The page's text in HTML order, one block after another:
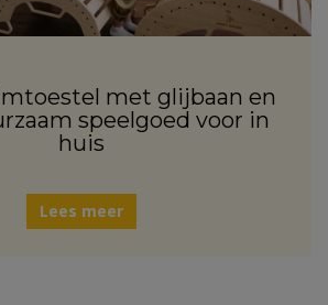
met glijbaan en
speelgoed voor in
huis
Lees meer